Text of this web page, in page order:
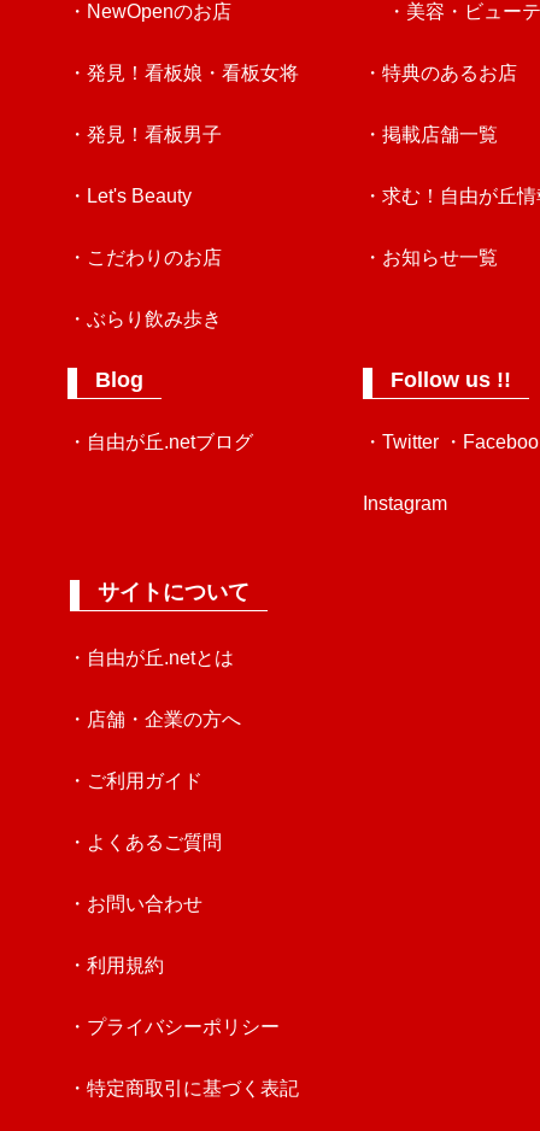
・NewOpenのお店
・発見！看板娘・看板女将
・発見！看板男子
・Let's Beauty
・こだわりのお店
・ぶらり飲み歩き
Blog
・自由が丘.netブログ
・美容・ビュー
・特典のあるお店
・掲載店舗一覧
・求む！自由が丘
・お知らせ一覧
Follow us !!
・Twitter ・
Instagram
サイトについて
・自由が丘.netとは
・店舗・企業の方へ
・ご利用ガイド
・よくあるご質問
・お問い合わせ
・利用規約
・プライバシーポリシー
・特定商取引に基づく表記